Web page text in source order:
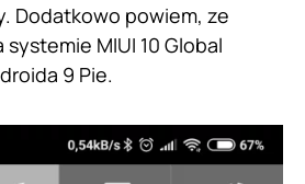
Dodatkowo powiem, ze
MIUI 10 Global
9 Pie.